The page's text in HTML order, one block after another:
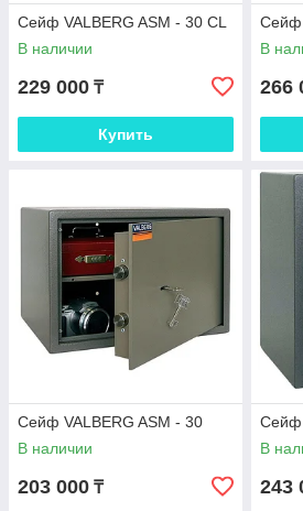
Сейф VALBERG ASM - 30 CL
В наличии
229 000 ₸
Купить
Сейф
В
266
Сейф VALBERG ASM - 30
В наличии
203 000 ₸
Сейф
В
243